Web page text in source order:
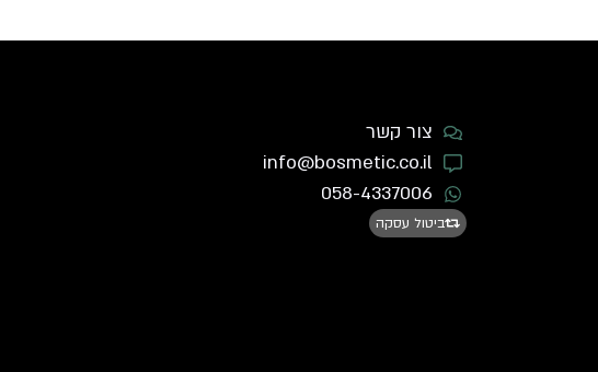
צור קשר
info@bosmetic.co.il
058-4337006
ביטול עסקה